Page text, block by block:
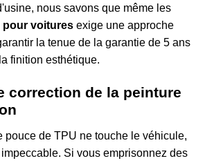
nous savons que même les
pour voitures exige une approche
la tenue de la garantie de 5 ans
finition esthétique.
correction de la peinture
pouce de TPU ne touche le véhicule,
impeccable. Si vous emprisonnez des